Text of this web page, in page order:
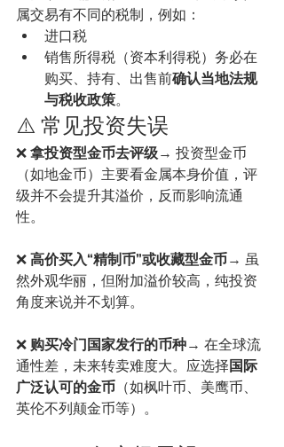
属交易有不同的税制，例如：
进口税
销售所得税（资本利得税）务必在
购买、持有、出售前确认当地法规
与税收政策。
⚠️ 常见投资失误
❌ 拿投资型金币去评级→ 投资型金币
（如地金币）主要看金属本身价值，评
级并不会提升其溢价，反而影响流通
性。
❌ 高价买入“精制币”或收藏型金币→ 虽
然外观华丽，但附加溢价较高，纯投资
角度来说并不划算。
❌ 购买冷门国家发行的币种→ 在全球流
通性差，未来转卖难度大。应选择 国际
广泛认可的金币 （如枫叶币、美鹰币、
英伦不列颠金币等）。